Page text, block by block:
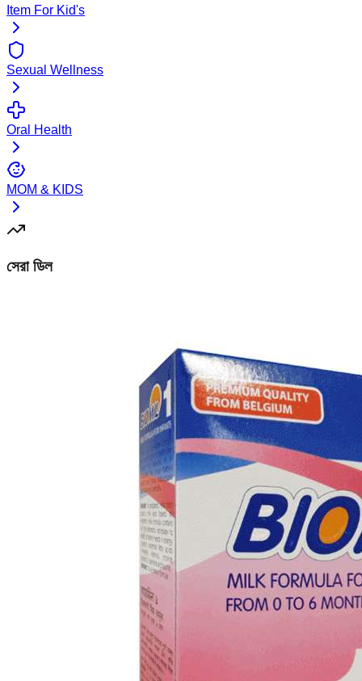
Item For Kid's
Sexual Wellness
Oral Health
MOM & KIDS
সেরা ডিল